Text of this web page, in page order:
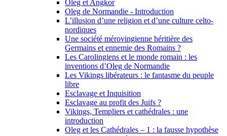
Oleg et Angkor
Oleg de Normandie - Introduction
L’illusion d’une religion et d’une culture celto-
nordiques
Une société mérovingienne héritière des
Germains et ennemie des Romains ?
Les Carolingiens et le monde romain : les
inventions d’Oleg de Normandie
Les Vikings libérateurs : le fantasme du peuple
libre
Esclavage et Inquisition
Esclavage au profit des Juifs ?
Vikings, Templiers et cathédrales : une
introduction
Oleg et les Cathédrales – 1 : la fausse hypothèse